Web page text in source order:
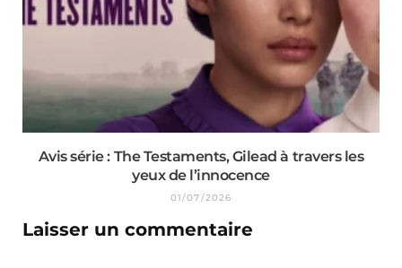
Avis série : The Testaments, Gilead à travers les
yeux de l’innocence
01/07/2026
Laisser un commentaire